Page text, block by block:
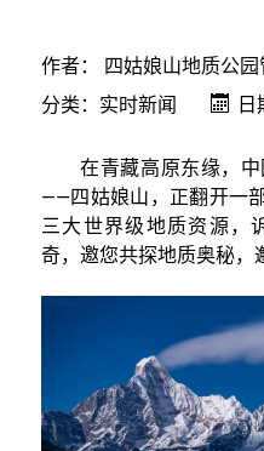
作者： 四姑娘山地质公园
分类： 实时新闻
在青藏高原东缘，中
——四姑娘山，正翻开一
三大世界级地质资源，
奇，邀您共探地质奥秘，